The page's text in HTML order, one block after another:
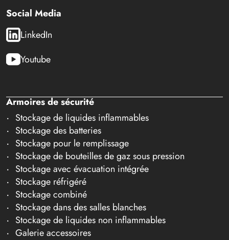
Social Media
LinkedIn
Youtube
Armoires de sécurité
Stockage de liquides inflammables
Stockage des batteries
Stockage pour le remplissage
Stockage de bouteilles de gaz sous pression
Stockage avec évacuation intégrée
Stockage réfrigéré
Stockage combiné
Stockage dans des salles blanches
Stockage de liquides non inflammables
Galerie accessoires